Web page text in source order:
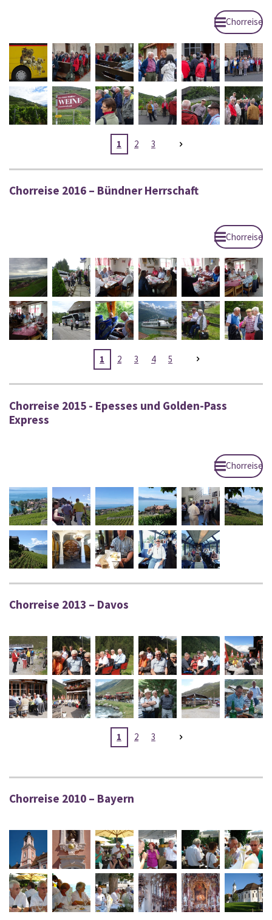
Chorreise
1 2 3
Chorreise 2016 – Bündner Herrschaft
Chorreise
1 2 3 4 5
Chorreise 2015 - Epesses und Golden-Pass
Express
Chorreise
Chorreise 2013 – Davos
1 2 3
Chorreise 2010 – Bayern